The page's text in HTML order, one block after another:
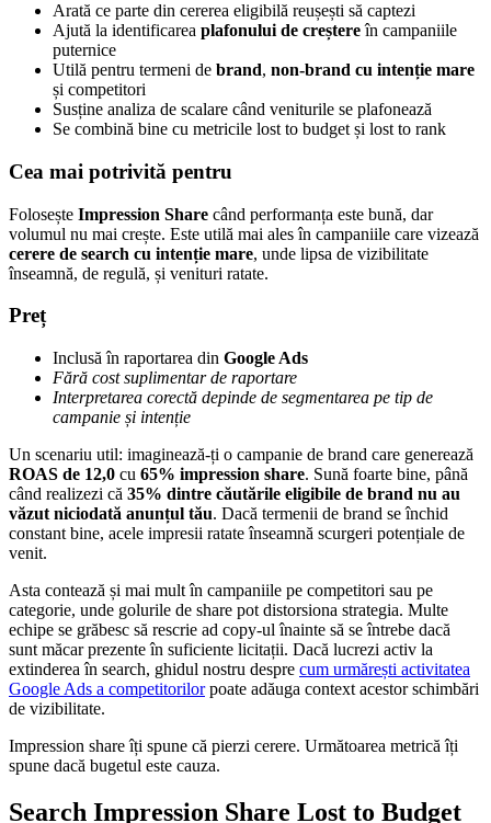
Arată ce parte din cererea eligibilă reușești să captezi
Ajută la identificarea plafonului de creștereîn campaniile
puternice
Utilă pentru termeni de brand, non-brand cu intenție mare
și competitori
Susține analiza de scalare când veniturile se plafonează
Se combină bine cu metricile lost to budget și lost to rank
Cea mai potrivită pentru
Folosește Impression Share când performanța este bună, dar
volumul nu mai crește. Este utilă mai ales în campaniile care vizează
cerere de search cu intenție mare, unde lipsa de vizibilitate
înseamnă, de regulă, și venituri ratate.
Preț
Inclusă în raportarea din Google Ads
Fără cost suplimentar de raportare
Interpretarea corectă depinde de segmentarea pe tip de
campanie și intenție
Un scenariu util: imaginează-ți o campanie de brand care generează
ROAS de 12,0 cu 65% impression share. Sună foarte bine, până
când realizezi că 35% dintre căutările eligibile de brand nu au
văzut niciodată anunțul tău. Dacă termenii de brand se închid
constant bine, acele impresii ratate înseamnă scurgeri potențiale de
venit.
Asta contează și mai mult în campaniile pe competitori sau pe
categorie, unde golurile de share pot distorsiona strategia. Multe
echipe se grăbesc să rescrie ad copy-ul înainte să se întrebe dacă
sunt măcar prezente în suficiente licitații. Dacă lucrezi activ la
extinderea în search, ghidul nostru despre cum urmărești activitatea
Google Ads a competitorilorpoate adăuga context acestor schimbări
de vizibilitate.
Impression share îți spune că pierzi cerere. Următoarea metrică îți
spune dacă bugetul este cauza.
Search Impression Share Lost to Budget